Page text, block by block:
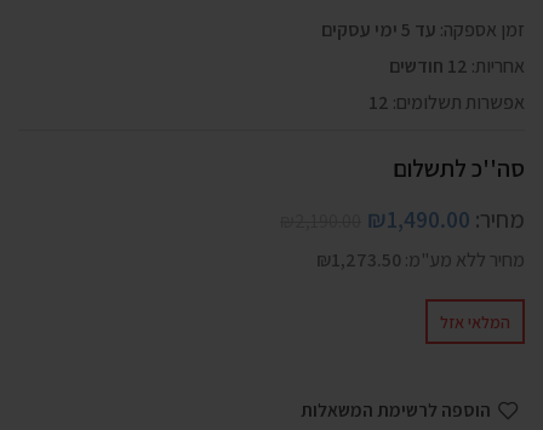
זמן אספקה: עד 5 ימי עסקים
אחריות: 12 חודשים
אפשרות תשלומים: 12
סה''כ לתשלום
מחיר:
₪1,490.00
מחיר ללא מע"מ: ₪1,273.50
המלאי אזל
הוספה לרשימת המשאלות